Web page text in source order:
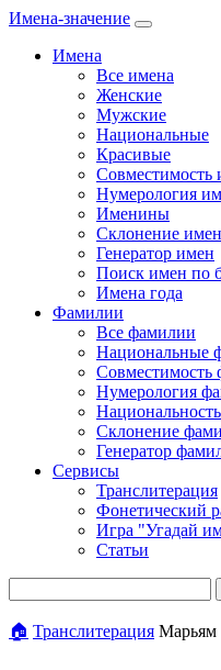
Имена-значение
Имена
Все имена
Женские
Мужские
Национальные
Красивые
Совместимость
Нумерология
Именины
Склонение
Генератор имен
Поиск имен по
Имена года
Фамилии
Все фамилии
Национальные
Совместимость
Нумерология
Склонение
Генератор
Сервисы
Транслитерация
Фонетический
Игра "Угадай
Статьи
🏠 Транслитерация Марьям